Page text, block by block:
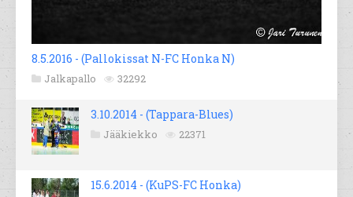
8.5.2016 - (Pallokissat N-FC Honka N)
Jalkapallo 32292
3.10.2014 - (Tappara-Blues)
Jääkiekko 22371
15.6.2014 - (KuPS-FC Honka)